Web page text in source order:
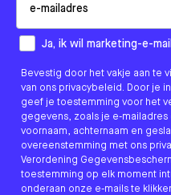
How would you like to hear
Ja, ik wil marketing-e-
Bevestig door het vakje aan te
van ons privacybeleid. Door je
geef je toestemming voor het
gegevens, zoals je e-
voornaam, achternaam en
overeenstemming met ons
Verordening
toestemming op elk moment
onderaan onze e-mails te